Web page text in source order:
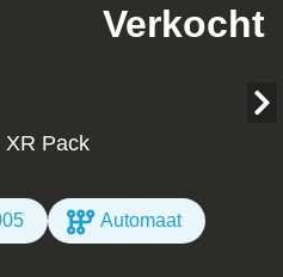
Verkocht
XR Pack
Automaat